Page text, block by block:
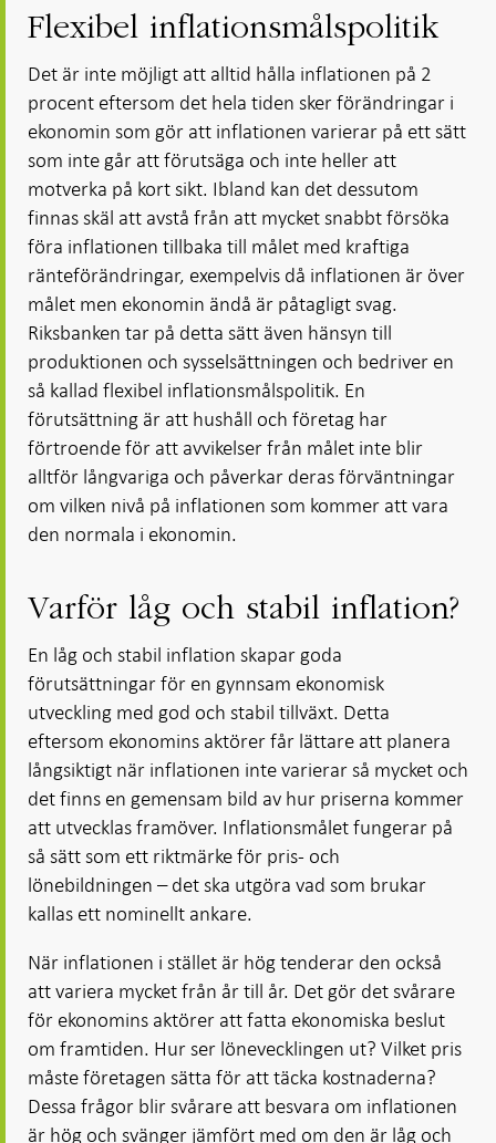
Flexibel inflationsmålspolitik
Det är inte möjligt att alltid hålla inflationen på 2
procent eftersom det hela tiden sker förändringar i
ekonomin som gör att inflationen varierar på ett sätt
som inte går att förutsäga och inte heller att
motverka på kort sikt. Ibland kan det dessutom
finnas skäl att avstå från att mycket snabbt försöka
föra inflationen tillbaka till målet med kraftiga
ränteförändringar, exempelvis då inflationen är över
målet men ekonomin ändå är påtagligt svag.
Riksbanken tar på detta sätt även hänsyn till
produktionen och sysselsättningen och bedriver en
så kallad flexibel inflationsmålspolitik. En
förutsättning är att hushåll och företag har
förtroende för att avvikelser från målet inte blir
alltför långvariga och påverkar deras förväntningar
om vilken nivå på inflationen som kommer att vara
den normala i ekonomin.
Varför låg och stabil inflation?
En låg och stabil inflation skapar goda
förutsättningar för en gynnsam ekonomisk
utveckling med god och stabil tillväxt. Detta
eftersom ekonomins aktörer får lättare att planera
långsiktigt när inflationen inte varierar så mycket och
det finns en gemensam bild av hur priserna kommer
att utvecklas framöver. Inflationsmålet fungerar på
så sätt som ett riktmärke för pris- och
lönebildningen – det ska utgöra vad som brukar
kallas ett nominellt ankare.
När inflationen i stället är hög tenderar den också
att variera mycket från år till år. Det gör det svårare
för ekonomins aktörer att fatta ekonomiska beslut
om framtiden. Hur ser lönevecklingen ut? Vilket pris
måste företagen sätta för att täcka kostnaderna?
Dessa frågor blir svårare att besvara om inflationen
är hög och svänger jämfört med om den är låg och